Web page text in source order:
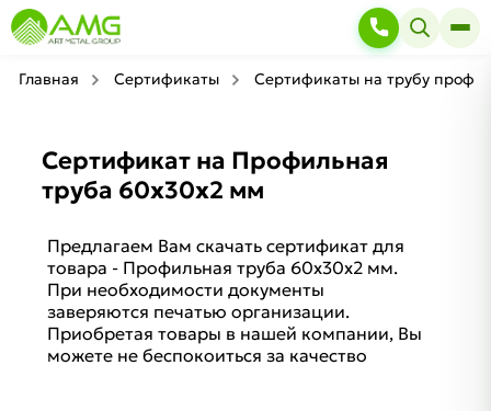
Главная Сертификаты Сертификаты на трубу
Сертификат на Профильная
труба 60х30х2 мм
Предлагаем Вам скачать сертификат для
товара - Профильная труба 60х30х2 мм.
При необходимости документы
заверяются печатью организации.
Приобретая товары в нашей компании, Вы
можете не беспокоиться за качество